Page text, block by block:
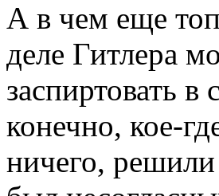
А в чем еще
деле Гитлера
заспиртовать
конечно, кое-
ничего,